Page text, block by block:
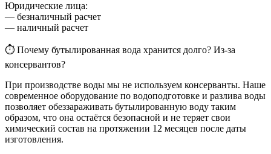
Юридические лица:
— безналичный расчет
— наличный расчет
⏱ Почему бутылированная вода хранится долго? Из-за
консервантов?
При производстве воды мы не используем консерванты. Наше
современное оборудование по водоподготовке и разлива воды
позволяет обеззараживать бутылированную воду таким
образом, что она остаётся безопасной и не теряет свои
химический состав на протяжении 12 месяцев после даты
изготовления.